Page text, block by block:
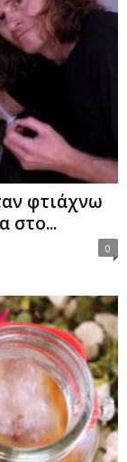
φτιάχνω
στο...
0